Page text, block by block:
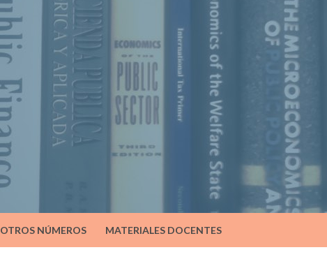
OTROS NÚMEROS MATERIALES DOCENTES